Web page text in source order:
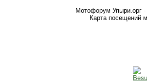
Мотофорум Упыри.орг -
Карта посещений